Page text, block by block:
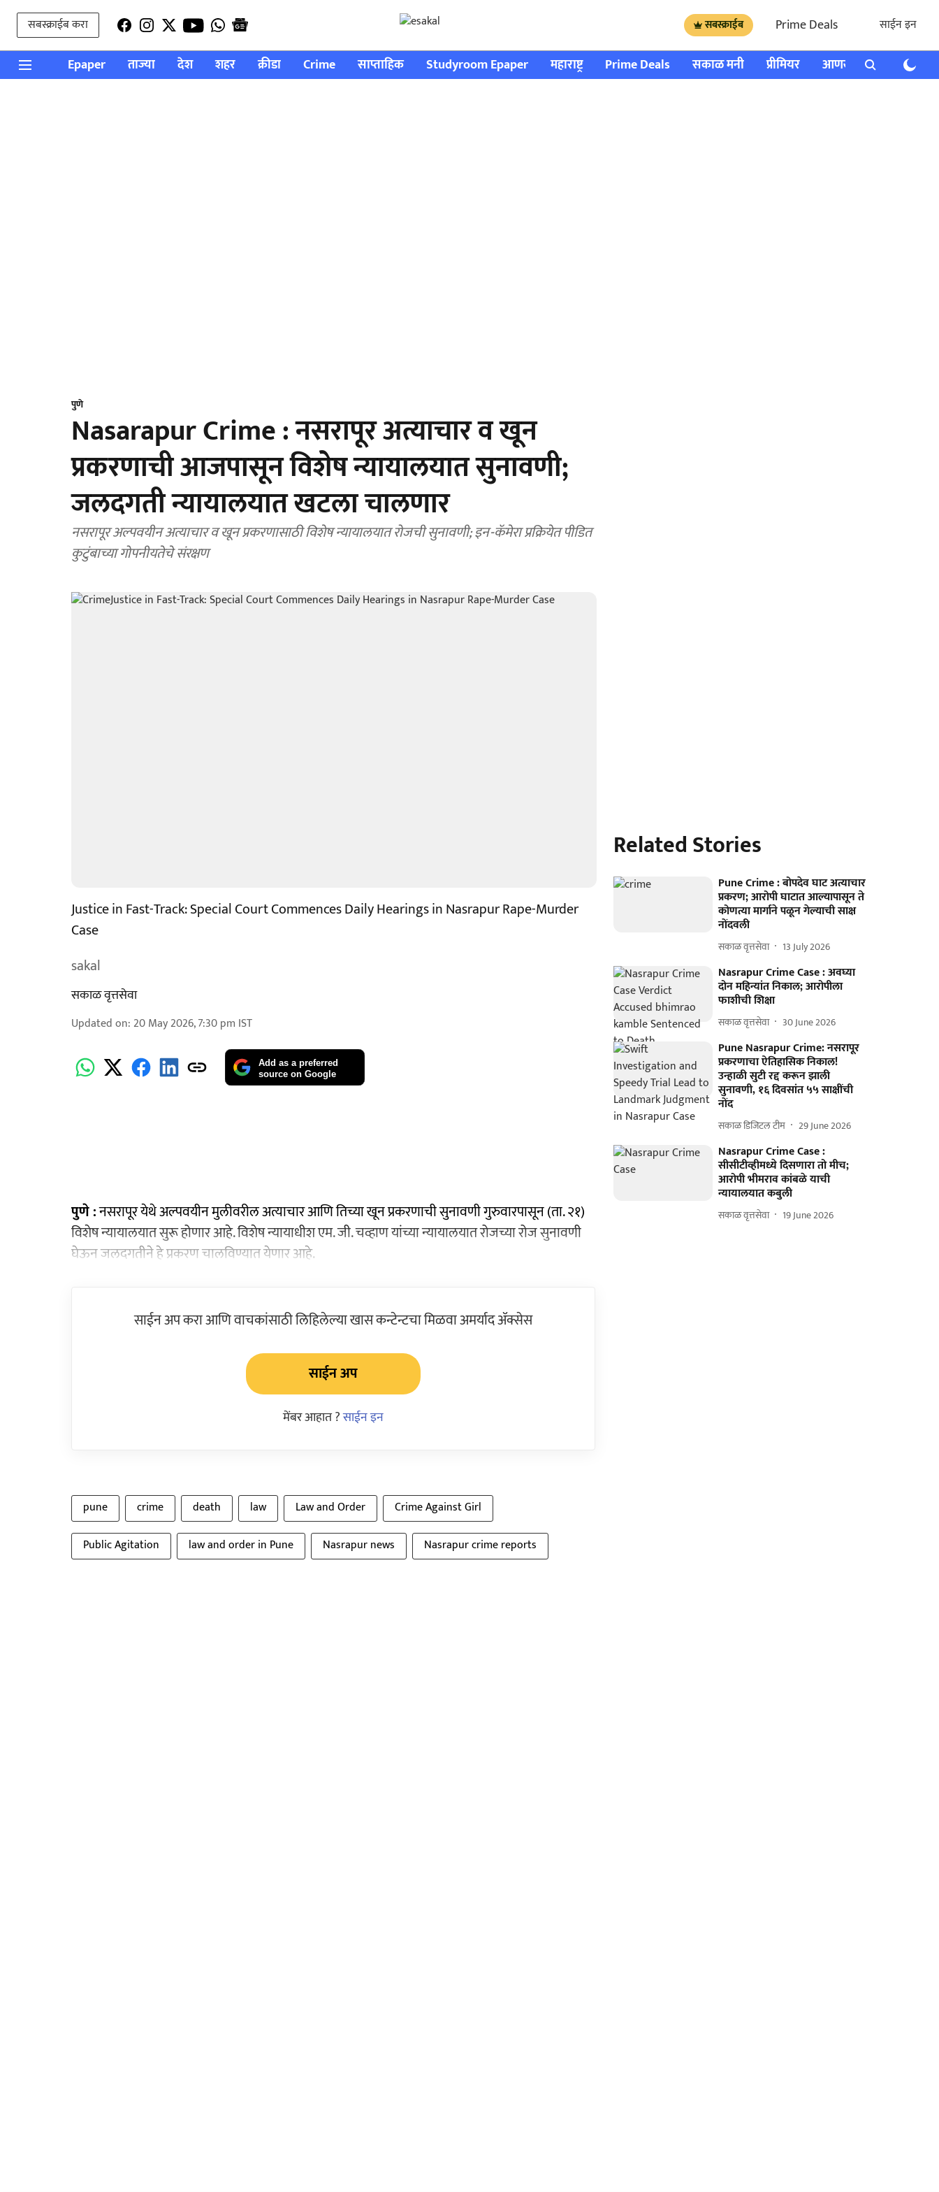
सबस्क्राईब करा सबस्क्राईब Prime Deals साईन इन
Epaper ताज्या देश शहर क्रीडा Crime साप्ताहिक Studyroom Epaper महाराष्ट्र Prime Deals सकाळ मनी प्रीमियर आणखी राशी भविष्य
पुणे
Nasarapur Crime : नसरापूर अत्याचार व खून
प्रकरणाची आजपासून विशेष न्यायालयात सुनावणी;
जलदगती न्यायालयात खटला चालणार
नसरापूर अल्पवयीन अत्याचार व खून प्रकरणासाठी विशेष न्यायालयात रोजची सुनावणी; इन-कॅमेरा प्रक्रियेत पीडित
कुटुंबाच्या गोपनीयतेचे संरक्षण
Justice in Fast-Track: Special Court Commences Daily Hearings in Nasrapur Rape-Murder
Case
sakal
सकाळ वृत्तसेवा
Updated on: 20 May 2026, 7:30 pm IST
Add as a preferred
source on Google
पुणे :नसरापूर येथे अल्पवयीन मुलीवरील अत्याचार आणि तिच्या खून प्रकरणाची सुनावणी गुरुवारपासून (ता. २१)
विशेष न्यायालयात सुरू होणार आहे. विशेष न्यायाधीश एम. जी. चव्हाण यांच्या न्यायालयात रोजच्या रोज सुनावणी
घेऊन जलदगतीने हे प्रकरण चालविण्यात येणार आहे.
साईन अप करा आणि वाचकांसाठी लिहिलेल्या खास कन्टेन्टचा मिळवा अमर्याद ॲक्सेस
साईन अप
मेंबर आहात ?साईन इन
pune crime death law Law and Order
Crime Against Girl
Public Agitation
law and order in Pune Nasrapur news Nasrapur crime reports
Related Stories
Pune Crime : बोपदेव घाट अत्याचार
प्रकरण; आरोपी घाटात आल्यापासून ते
कोणत्या मार्गाने पळून गेल्याची साक्ष
नोंदवली
सकाळ वृत्तसेवा 13 July 2026
Nasrapur Crime Case : अवघ्या
दोन महिन्यांत निकाल; आरोपीला
फाशीची शिक्षा
सकाळ वृत्तसेवा 30 June 2026
Pune Nasrapur Crime: नसरापूर
प्रकरणाचा ऐतिहासिक निकाल!
उन्हाळी सुटी रद्द करून झाली
सुनावणी, १६ दिवसांत ५५ साक्षींची
नोंद
सकाळ डिजिटल टीम 29 June 2026
Nasrapur Crime Case :
सीसीटीव्हीमध्ये दिसणारा तो मीच;
आरोपी भीमराव कांबळे याची
न्यायालयात कबुली
सकाळ वृत्तसेवा 19 June 2026